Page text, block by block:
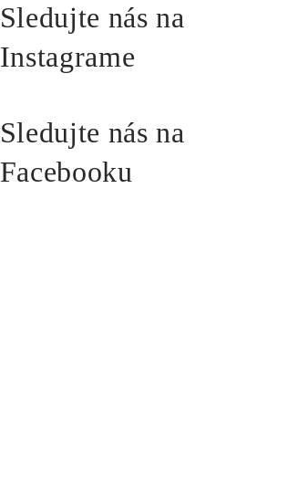
Sledujte nás na
Instagrame
Sledujte nás na
Facebooku